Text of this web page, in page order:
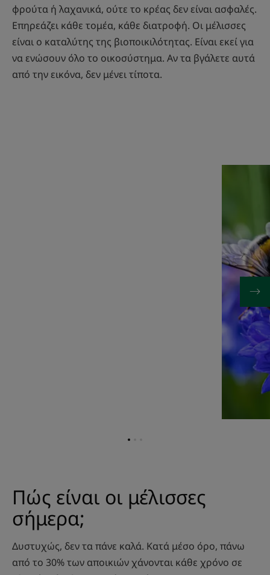
φρούτα ή λαχανικά, ούτε το κρέας δεν είναι ασφαλές.
Επηρεάζει κάθε τομέα, κάθε διατροφή. Οι μέλισσες
είναι ο καταλύτης της βιοποικιλότητας. Είναι εκεί για
να ενώσουν όλο το οικοσύστημα. Αν τα βγάλετε αυτά
από την εικόνα, δεν μένει τίποτα.
Go
Πώς είναι οι μέλισσες
σήμερα;
Δυστυχώς, δεν τα πάνε καλά. Κατά μέσο όρο, πάνω
από το 30% των αποικιών χάνονται κάθε χρόνο σε